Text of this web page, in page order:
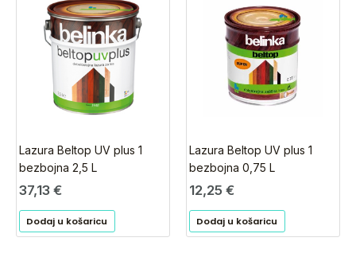
Lazura Beltop UV plus 1
bezbojna 2,5 L
37,13 €
Dodaj u košaricu
Lazura Beltop UV plus 1
bezbojna 0,75 L
12,25 €
Dodaj u košaricu